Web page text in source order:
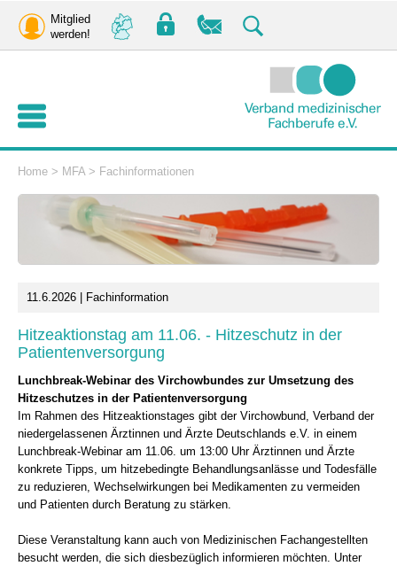
Mitglied
werden!
Home > MFA> Fachinformationen
11.6.2026 | Fachinformation
Hitzeaktionstag am 11.06. - Hitzeschutz in der
Patientenversorgung
Lunchbreak-Webinar des Virchowbundes zur Umsetzung des
Hitzeschutzes in der Patientenversorgung
Im Rahmen des Hitzeaktionstages gibt der Virchowbund, Verband der
niedergelassenen Ärztinnen und Ärzte Deutschlands e.V. in einem
Lunchbreak-Webinar am 11.06. um 13:00 Uhr Ärztinnen und Ärzte
konkrete Tipps, um hitzebedingte Behandlungsanlässe und Todesfälle
zu reduzieren, Wechselwirkungen bei Medikamenten zu vermeiden
und Patienten durch Beratung zu stärken.
Diese Veranstaltung kann auch von Medizinischen Fachangestellten
besucht werden, die sich diesbezüglich informieren möchten. Unter